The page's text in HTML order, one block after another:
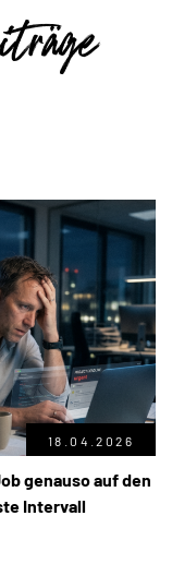
18.04.2026
genauso auf den
Intervall